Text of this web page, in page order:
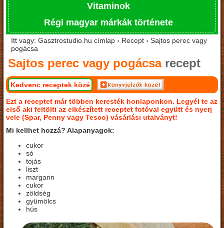
Vitaminok
Régi magyar márkák története
Itt vagy: Gasztrostudio.hu címlap › Recept › Sajtos perec vagy
pogácsa
Sajtos perec vagy pogácsarecept
Kedvenc receptek közé
Ezt a receptet már többen keresték honlaponkon. Legyél te az
első aki feltölti az elkészített receptet fotóval együtt és nyerj
vele (Spar, Penny vagy Tesco) vásárlási utalványt!
Mi kellhet hozzá? Alapanyagok:
cukor
só
tojás
liszt
margarin
cukor
zöldség
gyümölcs
hús